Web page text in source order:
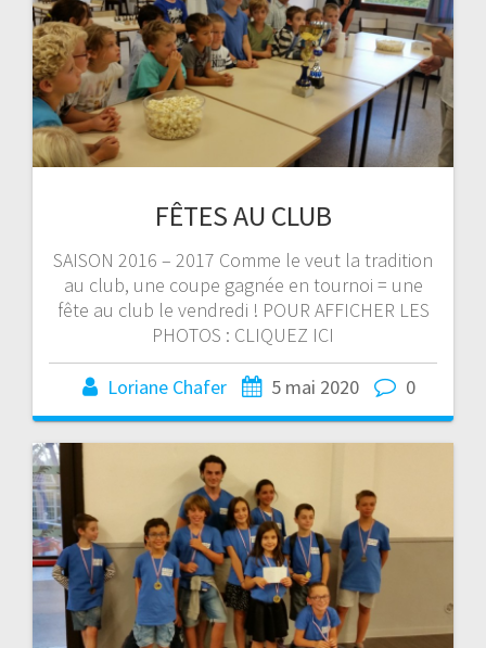
FÊTES AU CLUB
SAISON 2016 – 2017 Comme le veut la tradition
au club, une coupe gagnée en tournoi = une
fête au club le vendredi ! POUR AFFICHER LES
PHOTOS : CLIQUEZ ICI
Loriane Chafer 5 mai 2020 0